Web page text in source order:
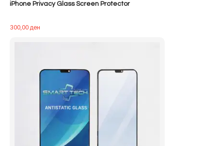
iPhone Privacy Glass Screen Protector
300,00ден